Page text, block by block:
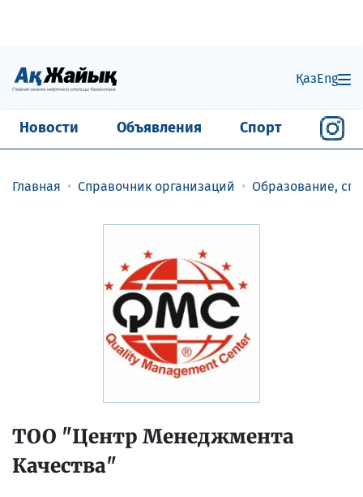
ҚазEng
Новости Объявления Спорт
Главная Справочник организаций Образование,
ТОО "Центр Менеджмента
Качества"